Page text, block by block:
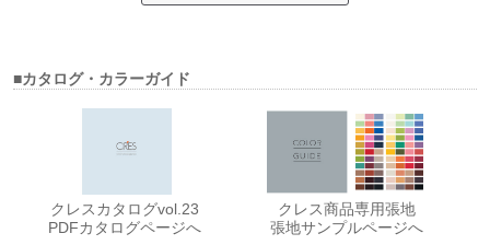
■カタログ・カラーガイド
クレスカタログvol.23
PDFカタログページへ
クレス商品専用張地
張地サンプルページへ